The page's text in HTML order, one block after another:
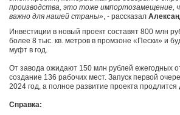
производства, это тоже импортозамещение,
важно для нашей страны», - рассказал
Инвестиции в новый проект составят 800 млн
более 8 тыс. кв. метров в промзоне «Пески» и
муфт в год.
От завода ожидают 150 млн рублей ежегодных
создание 136 рабочих мест. Запуск первой
2024 год, а полное развитие проекта продлится
Справка: